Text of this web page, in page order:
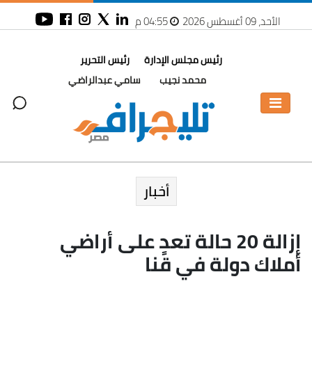
الأحد، 09 أغسطس 2026 04:55 م
رئيس مجلس الإدارة
محمد نجيب
رئيس التحرير
سامي عبدالراضي
أخبار
إزالة 20 حالة تعدٍ على أراضي
أملاك دولة في قنا